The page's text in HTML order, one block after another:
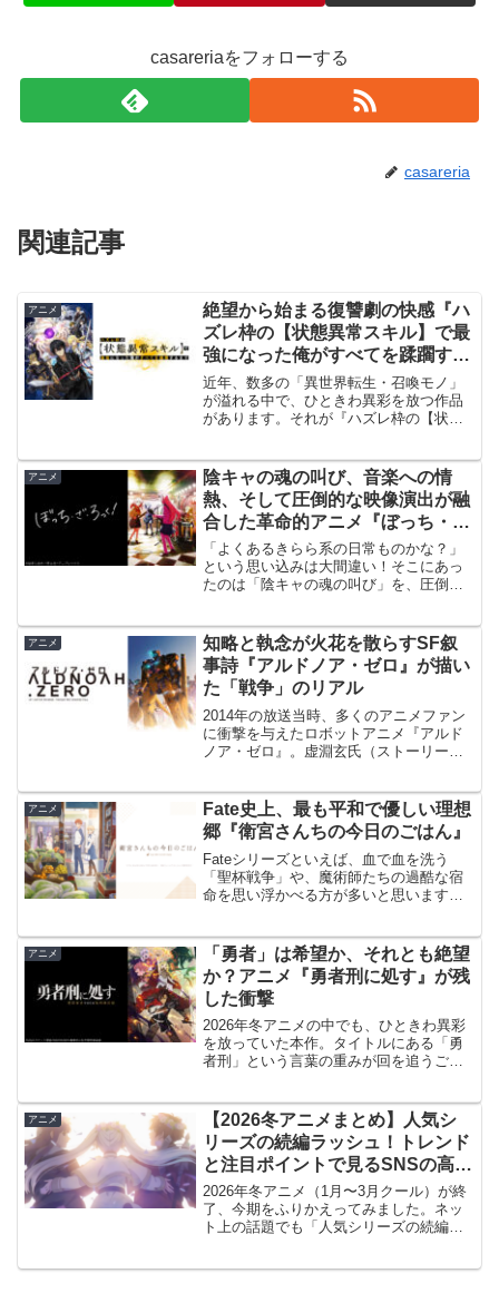
casareriaをフォローする
casareria
関連記事
アニメ
絶望から始まる復讐劇の快感『ハ
ズレ枠の【状態異常スキル】で最
強になった俺がすべてを蹂躙する
まで』
近年、数多の「異世界転生・召喚モノ」
が溢れる中で、ひときわ異彩を放つ作品
があります。それが『ハズレ枠の【状態
見ると、よくある「不遇スキルで無双す
る話」に思えるかもしれま...
アニメ
陰キャの魂の叫び、音楽への情
熱、そして圧倒的な映像演出が融
合した革命的アニメ『ぼっち・
ざ・ろっく！』
「よくあるきらら系の日常ものかな？」
という思い込みは大間違い！そこにあっ
たのは「陰キャの魂の叫び」を、圧倒的
ンド」という枠組みを超え、陰キャ（内
向的な人間）の魂の叫び...
アニメ
知略と執念が火花を散らすSF叙
事詩『アルドノア・ゼロ』が描い
た「戦争」のリアル
2014年の放送当時、多くのアニメファン
に衝撃を与えたロボットアニメ『アルド
ノア・ゼロ』。虚淵玄氏（ストーリー原
びタッグを組んだ本作は、単なる「ロボ
ットもの」の枠を超...
アニメ
Fate史上、最も平和で優しい理想
郷『衛宮さんちの今日のごはん』
Fateシリーズといえば、血で血を洗う
「聖杯戦争」や、魔術師たちの過酷な宿
命を思い浮かべる方が多いと思います。
の、どこまでも優しく温かい物語です。
見どころ・感想誰も傷つか...
アニメ
「勇者」は希望か、それとも絶望
か？アニメ『勇者刑に処す』が残
した衝撃
2026年冬アニメの中でも、ひときわ異彩
を放っていた本作。タイトルにある「勇
者刑」という言葉の重みが回を追うごと
界観本作の最大の特徴は、「勇者」が栄
光の座ではなく、大罪...
アニメ
【2026冬アニメまとめ】人気シ
リーズの続編ラッシュ！トレンド
と注目ポイントで見るSNSの高評
価ランキング
2026年冬アニメ（1月〜3月クール）が終
了、今期をふりかえってみました。ネッ
ト上の話題でも「人気シリーズの続編ラ